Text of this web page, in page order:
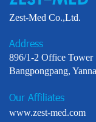
Zest-Med Co.,Ltd.
Address
896/1-2 Office
Bangpongpang,
Our Affiliates
www.zest-med.com